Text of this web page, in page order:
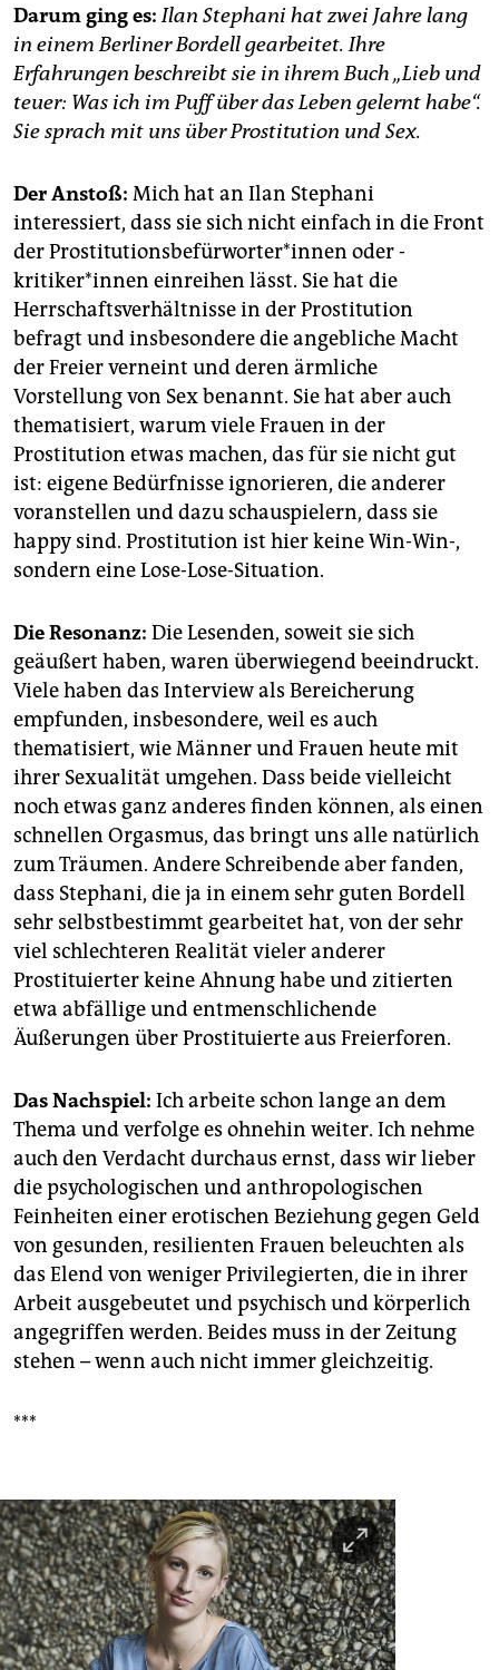
Darum ging es:Ilan Stephani hat zwei Jahre lang
in einem Berliner Bordell gearbeitet. Ihre
Erfahrungen beschreibt sie in ihrem Buch „Lieb und
teuer: Was ich im Puff über das Leben gelernt habe“.
Sie sprach mit uns über Prostitution und Sex.
Der Anstoß: Mich hat an Ilan Stephani
interessiert, dass sie sich nicht einfach in die Front
der Prostitutionsbefürworter*innen oder -
kritiker*innen einreihen lässt. Sie hat die
Herrschaftsverhältnisse in der Prostitution
befragt und insbesondere die angebliche Macht
der Freier verneint und deren ärmliche
Vorstellung von Sex benannt. Sie hat aber auch
thematisiert, warum viele Frauen in der
Prostitution etwas machen, das für sie nicht gut
ist: eigene Bedürfnisse ignorieren, die anderer
voranstellen und dazu schauspielern, dass sie
happy sind. Prostitution ist hier keine Win-Win-,
sondern eine Lose-Lose-Situation.
Die Resonanz: Die Lesenden, soweit sie sich
geäußert haben, waren überwiegend beeindruckt.
Viele haben das Interview als Bereicherung
empfunden, insbesondere, weil es auch
thematisiert, wie Männer und Frauen heute mit
ihrer Sexualität umgehen. Dass beide vielleicht
noch etwas ganz anderes finden können, als einen
schnellen Orgasmus, das bringt uns alle natürlich
zum Träumen. Andere Schreibende aber fanden,
dass Stephani, die ja in einem sehr guten Bordell
sehr selbstbestimmt gearbeitet hat, von der sehr
viel schlechteren Realität vieler anderer
Prostituierter keine Ahnung habe und zitierten
etwa abfällige und entmenschlichende
Äußerungen über Prostituierte aus Freierforen.
Das Nachspiel: Ich arbeite schon lange an dem
Thema und verfolge es ohnehin weiter. Ich nehme
auch den Verdacht durchaus ernst, dass wir lieber
die psychologischen und anthropologischen
Feinheiten einer erotischen Beziehung gegen Geld
von gesunden, resilienten Frauen beleuchten als
das Elend von weniger Privilegierten, die in ihrer
Arbeit ausgebeutet und psychisch und körperlich
angegriffen werden. Beides muss in der Zeitung
stehen – wenn auch nicht immer gleichzeitig.
***